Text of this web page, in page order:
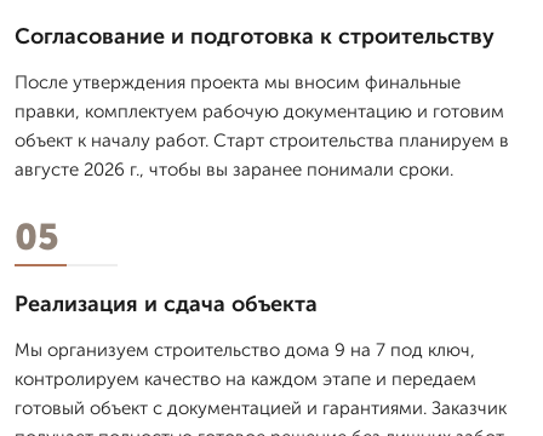
Согласование и подготовка к строительству
После утверждения проекта мы вносим финальные
правки, комплектуем рабочую документацию и готовим
объект к началу работ. Старт строительства планируем в
августе 2026 г., чтобы вы заранее понимали сроки.
05
Реализация и сдача объекта
Мы организуем строительство дома 9 на 7 под ключ,
контролируем качество на каждом этапе и передаем
готовый объект с документацией и гарантиями. Заказчик